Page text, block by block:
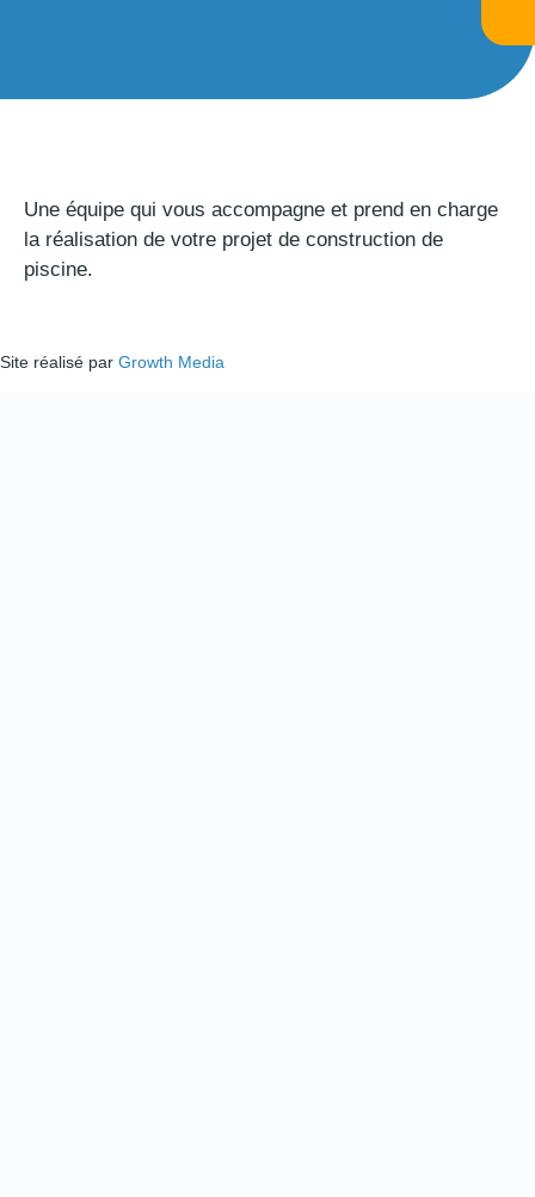
Une équipe qui vous accompagne et prend en charge
la réalisation de votre projet de construction de
piscine.
Site réalisé par Growth Media